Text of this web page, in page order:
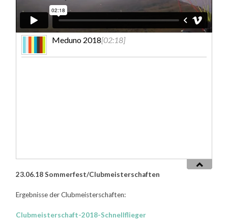
Meduno 2018[02:18]
23.06.18 Sommerfest/Clubmeisterschaften
Ergebnisse der Clubmeisterschaften:
Clubmeisterschaft-2018-Schnellflieger